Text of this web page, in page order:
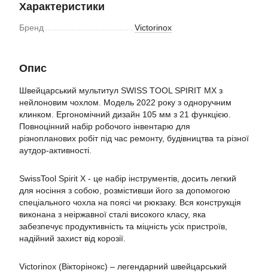
Характеристики
Бренд Victorinox
Опис
Швейцарський мультитул SWISS TOOL SPIRIT MX з
нейлоновим чохлом. Модель 2022 року з одноручним
клинком. Ергономічний дизайн 105 мм з 21 функцією.
Повноцінний набір робочого інвентарю для
різнопланових робіт під час ремонту, будівництва та різної
аутдор-активності.
SwissTool Spirit X - це набір інструментів, досить легкий
для носіння з собою, розмістивши його за допомогою
спеціального чохла на поясі чи рюкзаку. Вся конструкція
виконана з неіржавної сталі високого класу, яка
забезпечує продуктивність та міцність усіх пристроїв,
надійний захист від корозії.
Victorinox (Вікторінокс) – легендарний швейцарський